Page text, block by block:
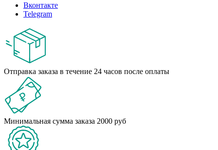
Вконтакте
Telegram
Отправка заказа в течение 24 часов после оплаты
Минимальная сумма заказа 2000 руб